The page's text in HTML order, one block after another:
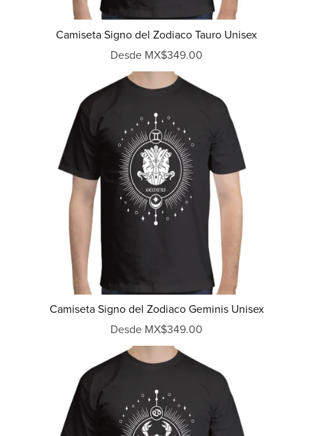
Camiseta Signo del Zodiaco Tauro Unisex
Desde MX$349.00
Camiseta Signo del Zodiaco Geminis Unisex
Desde MX$349.00